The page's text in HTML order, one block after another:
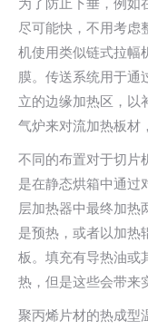
为了防止下垂，例如
尽可能快，不用考虑
机使用类似链式拉幅
膜。传送系统用于通
立的边缘加热区，以
气炉来对流加热板材
不同的布置对于切片
是在静态烘箱中通过
层加热器中最终加热
是预热，或者以加热
板。填充有导热油或
热，但是这些会带来
聚丙烯片材的热成型